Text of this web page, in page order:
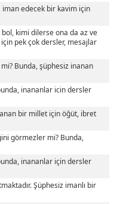
iman edecek bir kavim için
kimi dilerse ona da az ve
pek çok dersler, mesajlar
Bunda, şüphesiz inanan
inananlar icin dersler
bir millet için öğüt, ibret
görmezler mi? Bunda,
inananlar için dersler
Şüphesiz imanlı bir